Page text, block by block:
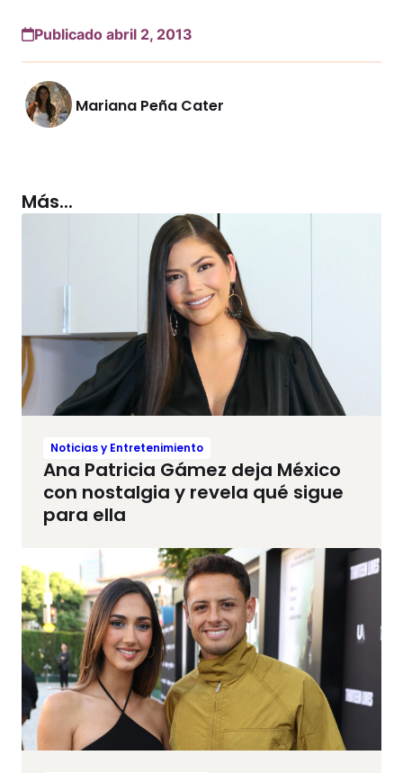
Publicado abril 2, 2013
Mariana Peña Cater
Más...
Noticias y Entretenimiento
Ana Patricia Gámez deja México
con nostalgia y revela qué sigue
para ella